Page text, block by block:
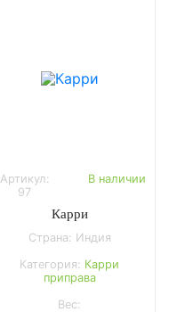
Артикул:
97
В наличии
Карри
Страна: Индия
Категория: Карри
приправа
Вес: